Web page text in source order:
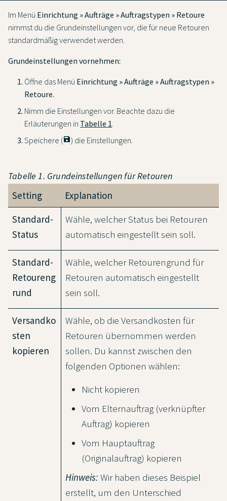
Im Menü Einrichtung » Aufträge » Auftragstypen » Retoure
nimmst du die Grundeinstellungen vor, die für neue Retouren
standardmäßig verwendet werden.
Grundeinstellungen vornehmen:
Öffne das Menü Einrichtung » Aufträge » Auftragstypen »
Retoure.
Nimm die Einstellungen vor. Beachte dazu die
Erläuterungen in Tabelle 1
Speichere (save) die Einstellungen.
Tabelle 1. Grundeinstellungen für Retouren
Setting
Explanation
Standard-
Status
Wähle, welcher Status bei Retouren
automatisch eingestellt sein soll.
Standard-
Retoureng
rund
Wähle, welcher Retourengrund für
Retouren automatisch eingestellt
sein soll.
Versandko
sten
kopieren
Wähle, ob die Versandkosten für
Retouren übernommen werden
sollen. Du kannst zwischen den
folgenden Optionen wählen:
Nicht kopieren
Vom Elternauftrag (verknüpfter
Auftrag) kopieren
Vom Hauptauftrag
(Originalauftrag) kopieren
Hinweis: Wir haben dieses Beispiel
erstellt, um den Unterschied